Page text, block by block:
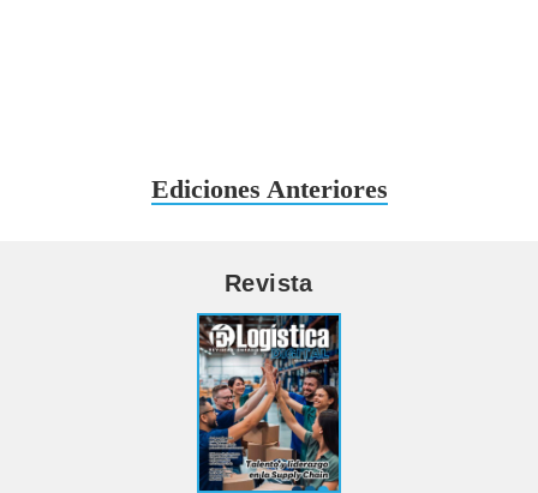
Ediciones Anteriores
Revista